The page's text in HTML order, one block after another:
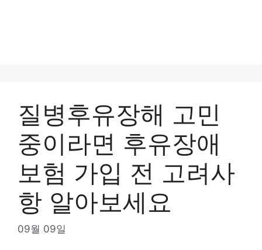
질병후유장해 고민
중이라면 후유장애
보험 가입 전 고려사
항 알아보세요
09월 09일